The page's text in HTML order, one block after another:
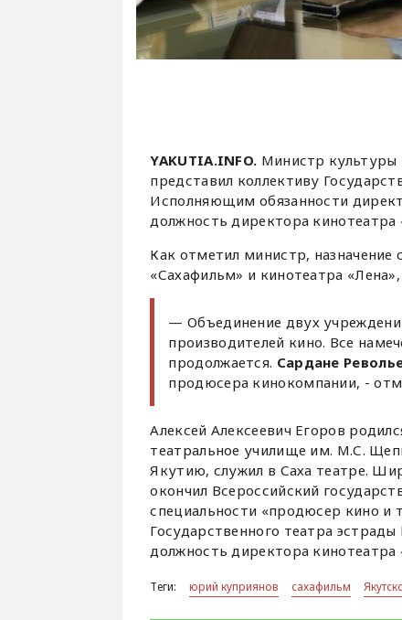
YAKUTIA.INFO. Министр культуры
представил коллективу
Исполняющим обязанности
должность директора кинотеатра
Как отметил министр,
«Сахафильм» и кинотеатра
— Объединение двух
производителей кино. Все
продолжается. Сардане
продюсера кинокомпании, -
Алексей Алексеевич Егоров
театральное училище им. М.С.
Якутию, служил в Саха театре.
окончил Всероссийский
специальности «продюсер кино и
Государственного театра
должность директора кинотеатра
Теги: юрий куприянов сахафильм